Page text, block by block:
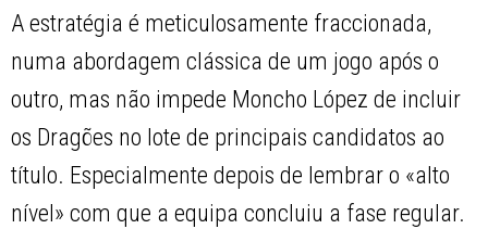
A estratégia é meticulosamente fraccionada,
numa abordagem clássica de um jogo após o
outro, mas não impede Moncho López de incluir
os Dragões no lote de principais candidatos ao
título. Especialmente depois de lembrar o «alto
nível» com que a equipa concluiu a fase regular.